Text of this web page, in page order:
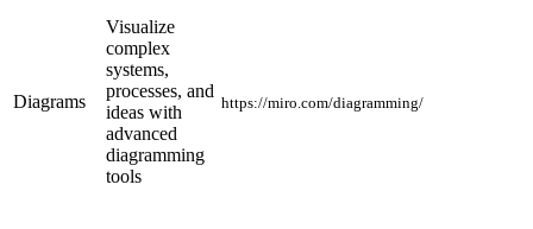
Diagrams
Visualize
complex
systems,
processes, and
ideas with
advanced
diagramming
tools
https://miro.com/diagramming/